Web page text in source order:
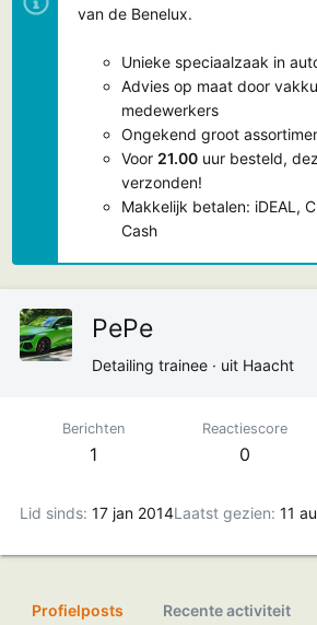
van de Benelux.
Unieke speciaalzaak in
Advies op maat door
medewerkers
Ongekend groot
Voor 21.00 uur besteld,
verzonden!
Makkelijk betalen: iDEAL,
Cash
PePe
Detailing trainee · uit Haacht
Berichten
1
Reactiescore
0
Lid sinds 17 jan 2014Laatst gezien 11
Profielposts Recente activiteit